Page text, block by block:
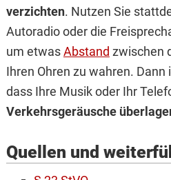
verzichten. Nutzen Sie
Autoradio oder die
um etwasAbstand zwischen
Ihren Ohren zu wahren. Dann
dass Ihre Musik oder Ihr
Verkehrsgeräusche
Quellen und